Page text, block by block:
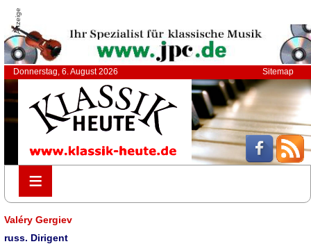
Anzeige
Donnerstag, 6. August 2026 Sitemap
≡
≡
Valéry Gergiev
russ. Dirigent